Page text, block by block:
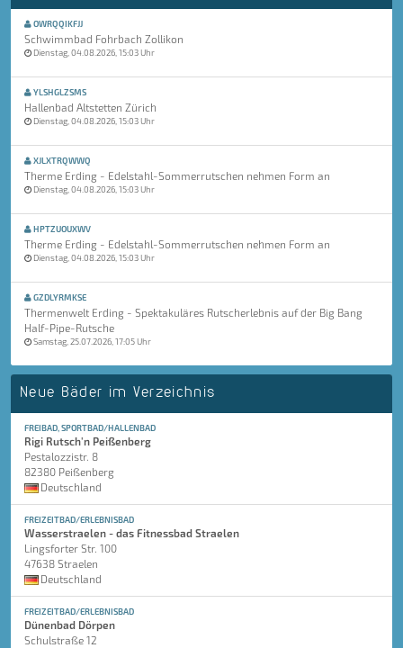
OWRQQIKFJJ
Schwimmbad Fohrbach Zollikon
Dienstag, 04.08.2026, 15:03 Uhr
YLSHGLZSMS
Hallenbad Altstetten Zürich
Dienstag, 04.08.2026, 15:03 Uhr
XJLXTRQWWQ
Therme Erding - Edelstahl-Sommerrutschen nehmen Form an
Dienstag, 04.08.2026, 15:03 Uhr
HPTZUOUXWV
Therme Erding - Edelstahl-Sommerrutschen nehmen Form an
Dienstag, 04.08.2026, 15:03 Uhr
GZDLYRMKSE
Thermenwelt Erding - Spektakuläres Rutscherlebnis auf der Big Bang
Half-Pipe-Rutsche
Samstag, 25.07.2026, 17:05 Uhr
Neue Bäder im Verzeichnis
FREIBAD, SPORTBAD/HALLENBAD
Rigi Rutsch'n Peißenberg
Pestalozzistr. 8
82380 Peißenberg
Deutschland
FREIZEITBAD/ERLEBNISBAD
Wasserstraelen - das Fitnessbad Straelen
Lingsforter Str. 100
47638 Straelen
Deutschland
FREIZEITBAD/ERLEBNISBAD
Dünenbad Dörpen
Schulstraße 12